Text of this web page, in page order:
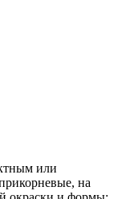
или
на